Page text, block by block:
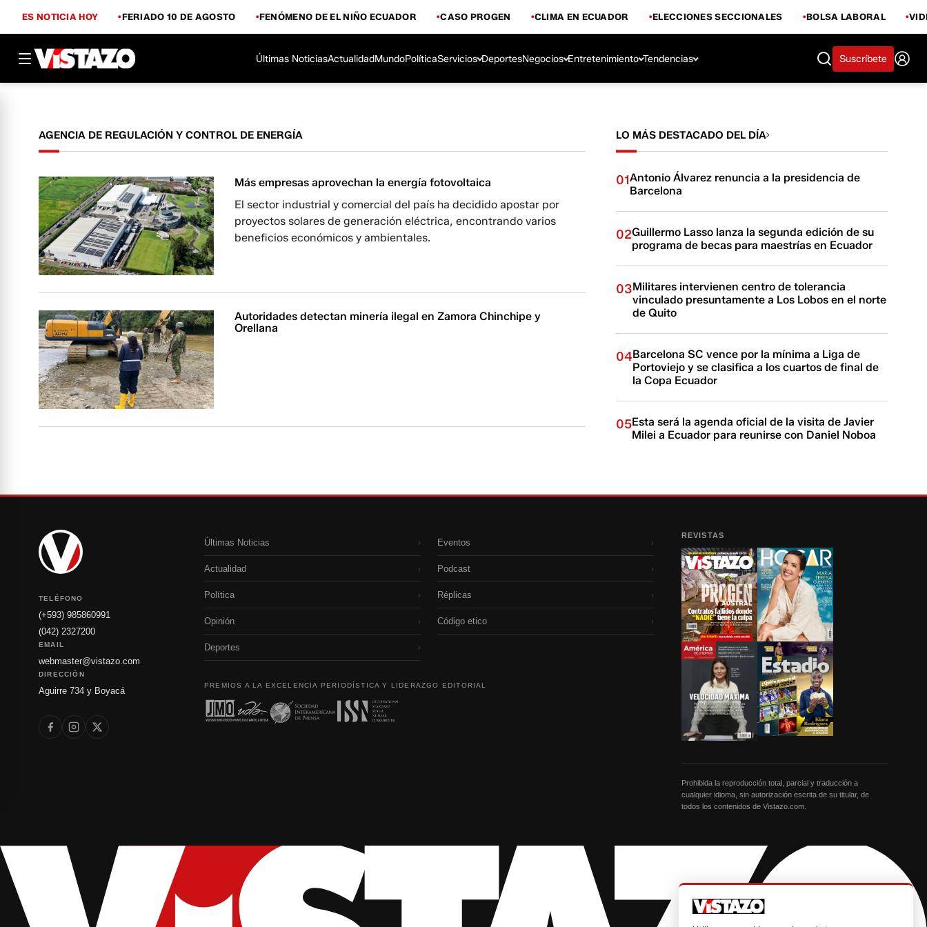
ES NOTICIA HOY FERIADO 10 DE AGOSTO FENÓMENO DE EL NIÑO ECUADOR CASO PROGEN CLIMA EN ECUADOR ELECCIONES SECCIONALES BOLSA LABORAL
Últimas NoticiasActualidadMundoPolíticaServicios DeportesNegocios Entretenimiento Tendencias Suscríbete
AGENCIA DE REGULACIÓN Y CONTROL DE ENERGÍA
Más empresas aprovechan la energía fotovoltaica
El sector industrial y comercial del país ha decidido apostar por
proyectos solares de generación eléctrica, encontrando varios
beneficios económicos y ambientales.
Autoridades detectan minería ilegal en Zamora Chinchipe y
Orellana
LO MÁS DESTACADO DEL DÍA
01Antonio Álvarez renuncia a la presidencia de
Barcelona
02Guillermo Lasso lanza la segunda edición de su
programa de becas para maestrías en Ecuador
03Militares intervienen centro de tolerancia
vinculado presuntamente a Los Lobos en el norte
de Quito
04Barcelona SC vence por la mínima a Liga de
Portoviejo y se clasifica a los cuartos de final de
la Copa Ecuador
05Esta será la agenda oficial de la visita de Javier
Milei a Ecuador para reunirse con Daniel Noboa
TELÉFONO
(+593) 985860991
(042) 2327200
EMAIL
webmaster@vistazo.com
DIRECCIÓN
Aguirre 734 y Boyacá
Últimas Noticias ›
Actualidad ›
Política ›
Opinión ›
Deportes ›
Eventos ›
Podcast ›
Réplicas ›
Código etico ›
PREMIOS A LA EXCELENCIA PERIODÍSTICA Y LIDERAZGO EDITORIAL
REVISTAS
Prohibida la reproducción total, parcial y traducción a
cualquier idioma, sin autorización escrita de su titular, de
todos los contenidos de Vistazo.com.